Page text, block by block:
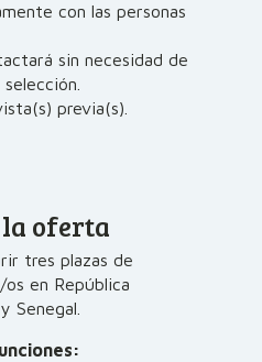
con las personas
sin necesidad de
previa(s).
oferta
tres plazas de
en República
Senegal.